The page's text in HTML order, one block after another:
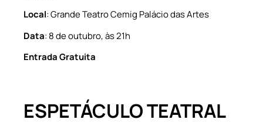
Local: Grande Teatro Cemig Palácio das Artes
Data: 8 de outubro, às 21h
Entrada Gratuita
ESPETÁCULO TEATRAL